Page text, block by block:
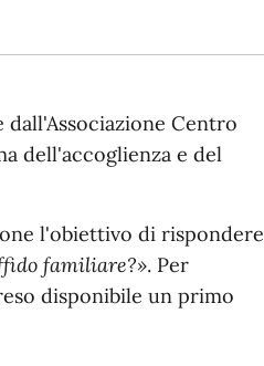
Centro
dell'accoglienza e del
l'obiettivo di rispondere
familiare?». Per
disponibile un primo